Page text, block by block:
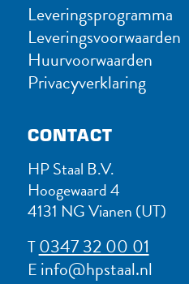
Leveringsprogramma
Leveringsvoorwaarden
Huurvoorwaarden
Privacyverklaring
CONTACT
HP Staal B.V.
Hoogewaard 4
4131 NG Vianen (UT)
T0347 32 00 01
E info@hpstaal.nl